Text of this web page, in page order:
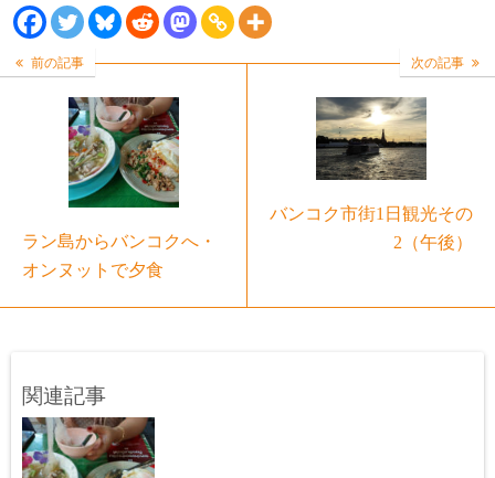
前の記事
ラン島からバンコクへ・
オンヌットで夕食
次の記事
バンコク市街1日観光その
2（午後）
関連記事